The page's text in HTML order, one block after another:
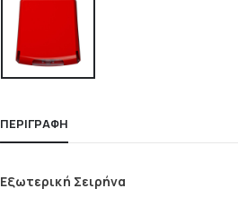
ΠΕΡΙΓΡΑΦΉ
Εξωτερική Σειρήνα